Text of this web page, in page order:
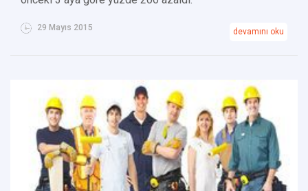
29 Mayıs 2015 devamını oku